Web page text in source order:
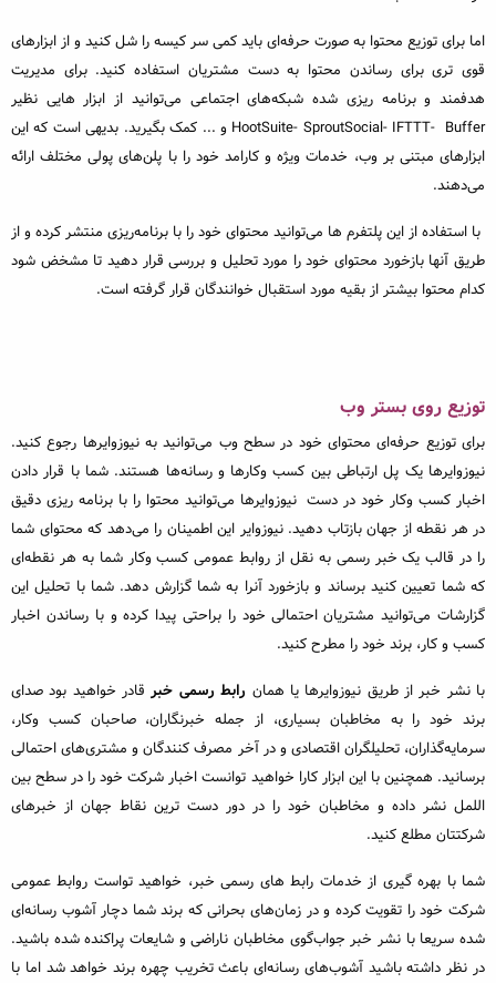
اما برای توزیع محتوا به صورت حرفه‌ای باید کمی سر کیسه را شل کنید و از ابزارهای
قوی تری برای رساندن محتوا به دست مشتریان استفاده کنید. برای مدیریت
هدفمند و برنامه ریزی شده شبکه‌های اجتماعی می‌توانید از ابزار هایی نظیر
HootSuite- SproutSocial- IFTTT- Buffer و ... کمک بگیرید. بدیهی است که این
ابزارهای مبتنی بر وب، خدمات ویژه و کارامد خود را با پلن‌های پولی مختلف ارائه
می‌دهند.
با استفاده از این پلتفرم ها می‌توانید محتوای خود را با برنامه‌ریزی منتشر کرده و از
طریق آنها بازخورد محتوای خود را مورد تحلیل و بررسی قرار دهید تا مشخض شود
کدام محتوا بیشتر از بقیه مورد استقبال خوانندگان قرار گرفته است.
توزیع روی بستر وب
برای توزیع حرفه‌ای محتوای خود در سطح وب می‌توانید به نیوزوایرها رجوع کنید.
نیوزوایرها یک پل ارتباطی بین کسب وکارها و رسانه‌ها هستند. شما با قرار دادن
اخبار کسب وکار خود در دست نیوزوایرها می‌توانید محتوا را با برنامه ریزی دقیق
در هر نقطه از جهان بازتاب دهید. نیوزوایر این اطمینان را می‌دهد که محتوای شما
را در قالب یک خبر رسمی به نقل از روابط عمومی کسب وکار شما به هر نقطه‌ای
که شما تعیین کنید برساند و بازخورد آنرا به شما گزارش دهد. شما با تحلیل این
گزارشات می‌توانید مشتریان احتمالی خود را براحتی پیدا کرده و با رساندن اخبار
کسب و کار، برند خود را مطرح کنید.
با نشر خبر از طریق نیوزوایرها یا همان رابط رسمی خبرقادر خواهید بود صدای
برند خود را به مخاطبان بسیاری، از جمله خبرنگاران، صاحبان کسب وکار،
سرمایه‌گذاران، تحلیلگران اقتصادی و در آخر مصرف کنندگان و مشتری‌های احتمالی
برسانید. همچنین با این ابزار کارا خواهید توانست اخبار شرکت خود را در سطح بین
اللمل نشر داده و مخاطبان خود را در دور دست ترین نقاط جهان از خبرهای
شرکتتان مطلع کنید.
شما با بهره گیری از خدمات رابط های رسمی خبر، خواهید تواست روابط عمومی
شرکت خود را تقویت کرده و در زمان‌های بحرانی که برند شما دچار آشوب رسانه‌ای
شده سریعا با نشر خبر جواب‌گوی مخاطبان ناراضی و شایعات پراکنده شده باشید.
در نظر داشته باشید آشوب‌های رسانه‌ای باعث تخریب چهره برند خواهد شد اما با